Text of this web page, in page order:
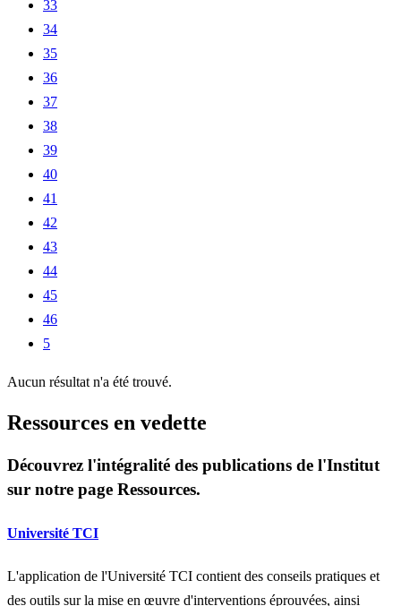
33
34
35
36
37
38
39
40
41
42
43
44
45
46
5
Aucun résultat n'a été trouvé.
Ressources en vedette
Découvrez l'intégralité des publications de l'Institut
sur notre page Ressources.
Université TCI
L'application de l'Université TCI contient des conseils pratiques et
des outils sur la mise en œuvre d'interventions éprouvées, ainsi